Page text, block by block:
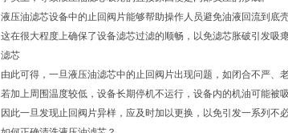
液压油滤芯设备中的止回阀片能够帮助操作人员避免油液回流到底
这在很大程度上确保了设备滤芯过滤的顺畅，以免滤芯胀破引发吸瘪
滤芯
由此可得，一旦液压油滤芯中的止回阀片出现问题，如闭合不严、
若加上周围温度较低，设备长期停机不运行，设备内的机油可能被
因此一旦发现止回阀片异样，应及时加以更换，以免引发一系列不必